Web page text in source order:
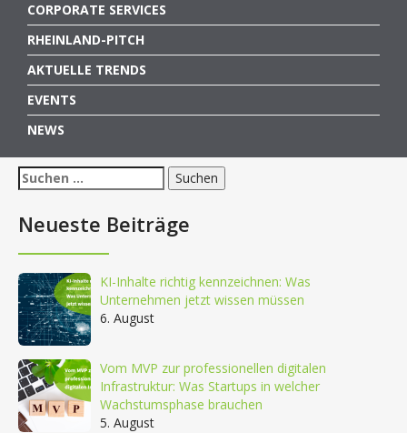
CORPORATE SERVICES
RHEINLAND-PITCH
AKTUELLE TRENDS
EVENTS
NEWS
Suchen
nach:
Neueste Beiträge
KI-Inhalte richtig kennzeichnen: Was
Unternehmen jetzt wissen müssen
6. August
Vom MVP zur professionellen digitalen
Infrastruktur: Was Startups in welcher
Wachstumsphase brauchen
5. August